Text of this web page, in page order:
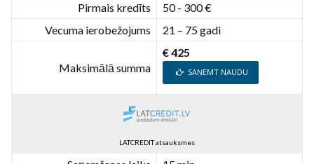
Pirmais kredīts
50 - 300 €
Vecuma ierobežojums
21 – 75 gadi
Maksimālā summa
€ 425
SAŅEMT NAUDU
LATCREDIT atsauksmes